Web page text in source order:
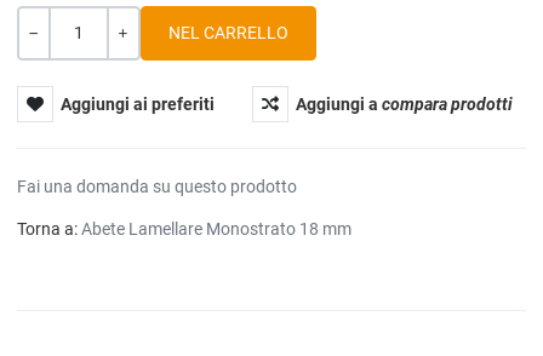
Quantità
Aggiungi ai preferiti Aggiungi acompara prodotti
Fai una domanda su questo prodotto
Torna a:Abete Lamellare Monostrato 18 mm